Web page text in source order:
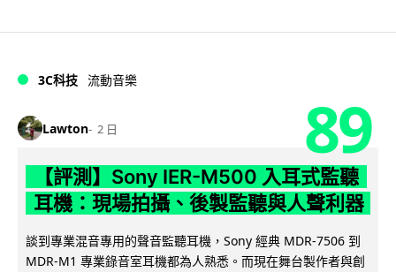
3C科技 流動音樂
Lawton 2 日 89
【評測】Sony IER-M500 入耳式監聽
耳機：現場拍攝、後製監聽與人聲利器
談到專業混音專用的聲音監聽耳機，Sony 經典 MDR-7506 到
MDR-M1 專業錄音室耳機都為人熟悉。而現在舞台製作者與創